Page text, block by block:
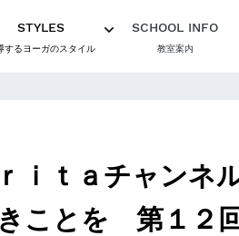
STYLES
するヨーガのスタイル
SCHOOL INFO
教室案内
ｉｔａチャン
ことを 第１２回